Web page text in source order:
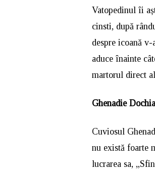
Vatopedinul îi
cinsti, după
despre icoană
aduce înainte
martorul direct
Ghenadie
Cuviosul
nu există foarte
lucrarea sa,